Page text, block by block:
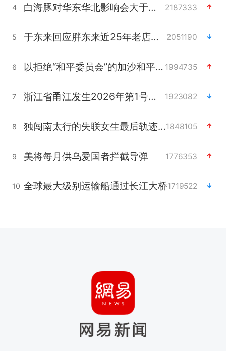
4 白海豚对华东华北影响会大于巴威 2187333
5 于东来回应胖东来近25年老店年底关闭 2051190
6 以拒绝“和平委员会”的加沙和平计划 1994735
7 浙江省甬江发生2026年第1号洪水 1923082
8 独闯南太行的失联女生最后轨迹已确认1848105
9 美将每月供乌爱国者拦截导弹 1776353
10 全球最大级别运输船通过长江大桥1719522